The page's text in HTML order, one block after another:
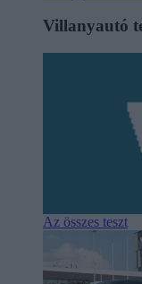
Villanyautó
Az összes teszt